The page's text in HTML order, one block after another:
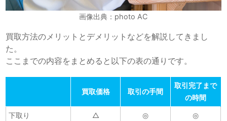
画像出典：photo AC
買取方法のメリットとデメリットなどを解説してきまし
た。
ここまでの内容をまとめると以下の表の通りです。
買取価格 取引の手間
取引完了まで
の時間
下取り △ ◎ ◎